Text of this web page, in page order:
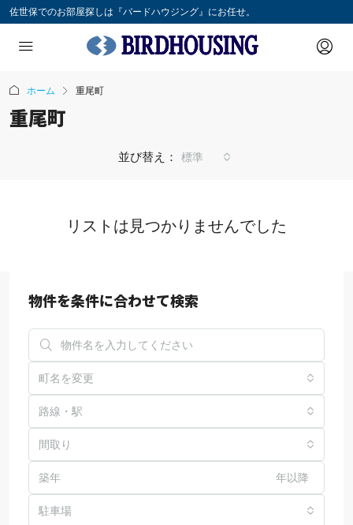
佐世保でのお部屋探しは『バードハウジング』にお任せ。
ホーム 重尾町
重尾町
並び替え： 標準
リストは見つかりませんでした
物件を条件に合わせて検索
町名を変更
路線・駅
間取り
年以降
駐車場